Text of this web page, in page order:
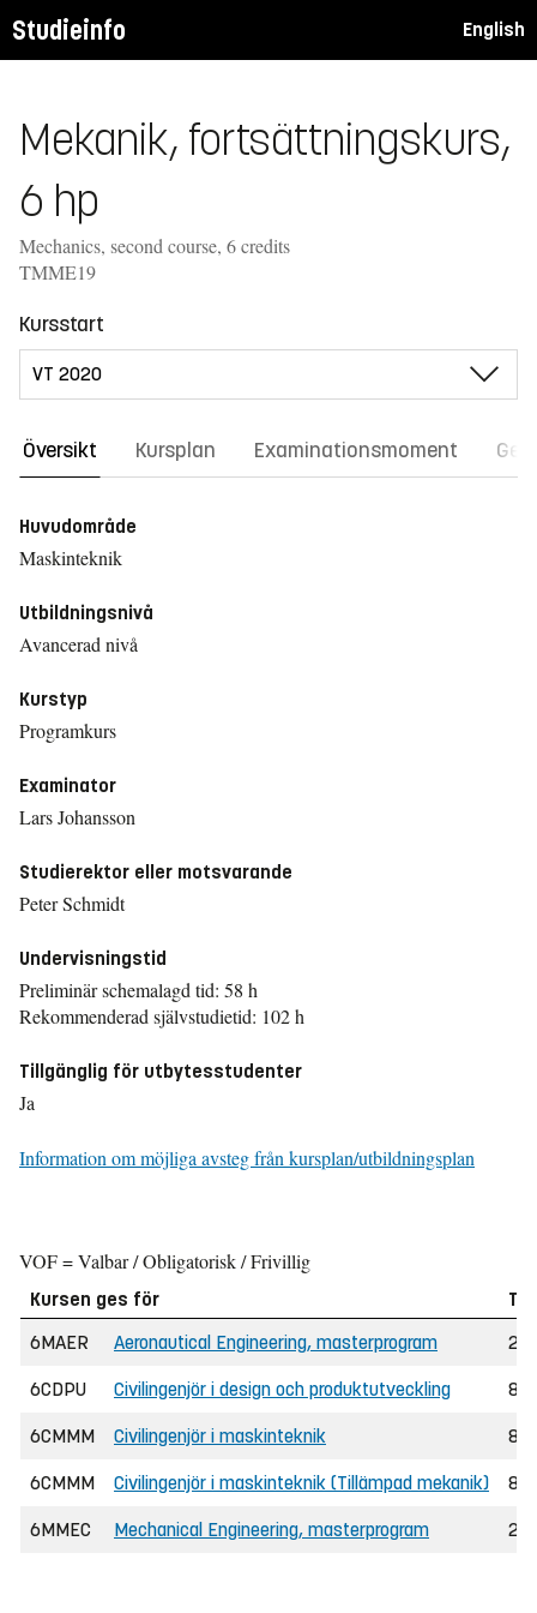
Studieinfo English
Mekanik, fortsättningskurs,
6 hp
Mechanics, second course, 6 credits
TMME19
Kursstart
Översikt Kursplan Examinationsmoment
Huvudområde
Maskinteknik
Utbildningsnivå
Avancerad nivå
Kurstyp
Programkurs
Examinator
Lars Johansson
Studierektor eller motsvarande
Peter Schmidt
Undervisningstid
Preliminär schemalagd tid: 58 h
Rekommenderad självstudietid: 102 h
Tillgänglig för utbytesstudenter
Ja
Information om möjliga avsteg från kursplan/utbildningsplan
VOF = Valbar / Obligatorisk / Frivillig
Kursen ges för
6MAER
Aeronautical Engineering, masterprogram 2
6CDPU Civilingenjör i design och produktutveckling 8
6CMMM Civilingenjör i maskinteknik 8
6CMMM Civilingenjör i maskinteknik (Tillämpad mekanik) 8
6MMEC Mechanical Engineering, masterprogram 2